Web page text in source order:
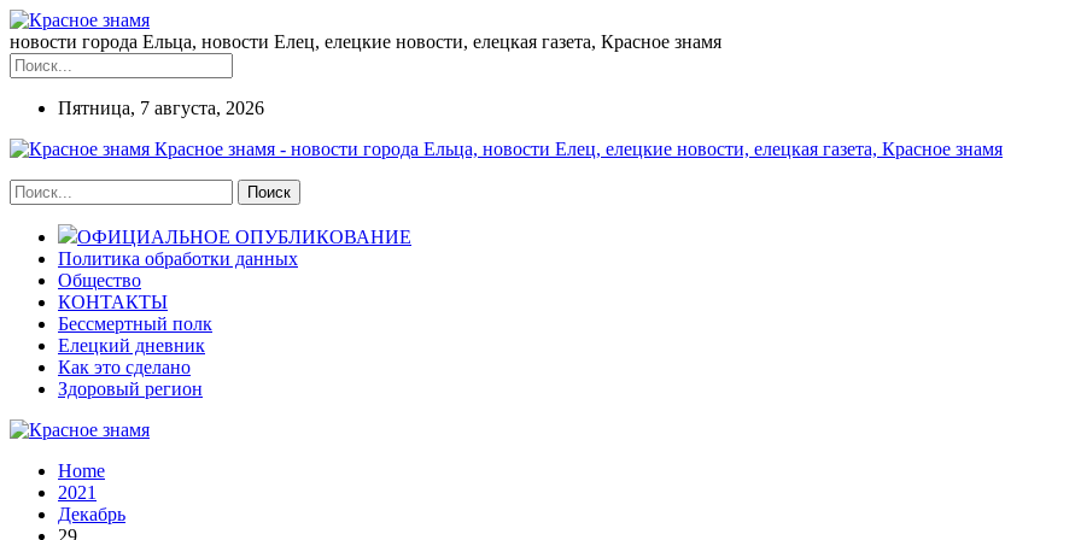
новости города Ельца, новости Елец, елецкие новости, елецкая газета, Красное знамя
Пятница, 7 августа, 2026
Красное знамя - новости города Ельца, новости Елец, елецкие новости, елецкая газета, Красное знамя
ОФИЦИАЛЬНОЕ ОПУБЛИКОВАНИЕ
Политика обработки данных
Общество
КОНТАКТЫ
Бессмертный полк
Елецкий дневник
Как это сделано
Здоровый регион
Home
2021
Декабрь
29